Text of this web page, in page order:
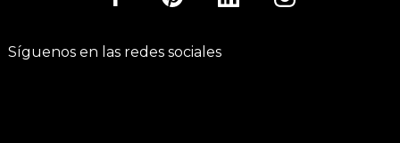
Síguenos en las redes sociales